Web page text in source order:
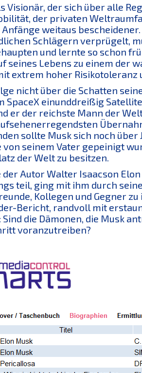
Visionär, der sich über alle
der privaten
weitaus
Schlägern verprügelt,
und lernte so schon
seines Lebens zu einem der
extrem hoher
nicht über die Schatten
SpaceX einunddreißig
er der reichste Mann der
sollte Musk sich noch
seinem Vater gepeinigt
der Welt zu besitzen.
der Autor Walter Isaacson
teil, ging mit ihm durch
Kollegen und Gegner
Bericht, randvoll mit
die Dämonen, die Musk
voranzutreiben?